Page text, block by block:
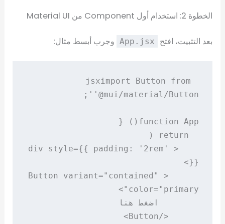
الخطوة 2: استخدام أول Component من Material UI
بعد التثبيت، افتح App.jsx وجرب أبسط مثال:
jsximport Button from
    <div style={{ padding: '2rem'
}}>
      <Button variant="contained"
color="primary">
      </Button>